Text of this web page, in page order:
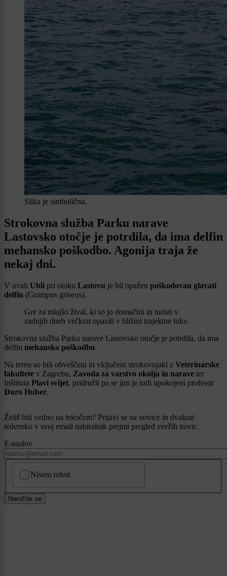
Slika je simbolična.
Strokovna služba Parku narave
Lastovsko otočje je potrdila, da ima delfin
mehansko poškodbo. Agonija traja že
nekaj dni.
V uvali Ubli pri otoku Lastovu je bil opažen poškodovan glavati
delfin (Grampus griseus).
Gre za mlajšo žival, ki so jo domačini in turisti v
zadnjih dneh večkrat opazili v bližini trajektne luke.
Strokovna služba Parku narave Lastovsko otočje je potrdila, da ima
delfin mehansko poškodbo.
Na teren so bili obveščeni in vključeni strokovnjaki z Veterinarske
fakultete v Zagrebu, Zavoda za varstvo okolja in narave ter
Inštituta Plavi svijet, pridružil pa se jim je tudi upokojeni profesor
Đuro Huber.
Želiš biti vedno na tekočem? Prijavi se na novice in dvakrat
tedensko v svoj email nabiralnik prejmi pregled svežih novic.
E-naslov
Nisem robot
Naročite se